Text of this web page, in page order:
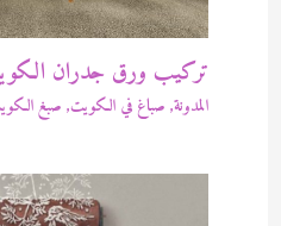
تركيب ورق جدران الكويت
المدونة, صباغ في الكويت, صبغ